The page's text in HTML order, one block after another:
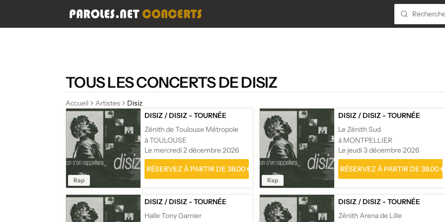
TOUS LES CONCERTS DE DISIZ
Accueil Artistes Disiz
Rap
DISIZ /DISIZ - TOURNÉE
Zénith de Toulouse Métropole
à TOULOUSE
Le mercredi 2 décembre 2026
RÉSERVEZ À PARTIR DE 38.00 €
Rap
DISIZ /DISIZ - TOURNÉE
Le Zénith Sud
à MONTPELLIER
Le jeudi 3 décembre 2026
RÉSERVEZ À PARTIR DE 38.00 €
DISIZ /DISIZ - TOURNÉE
Halle Tony Garnier
DISIZ /DISIZ - TOURNÉE
Zénith Arena de Lille